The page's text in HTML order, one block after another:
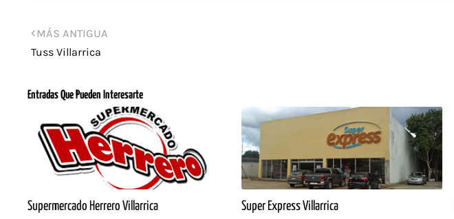
MÁS ANTIGUA
Tuss Villarrica
Entradas Que Pueden Interesarte
Supermercado Herrero Villarrica Super Express Villarrica